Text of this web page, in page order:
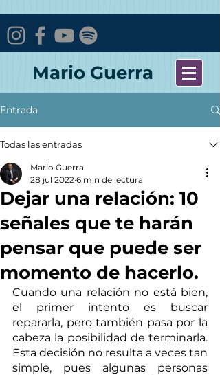
Mario Guerra
Entrada
Todas las entradas
Dejar una relación: 10
señales que te harán
pensar que puede ser
momento de hacerlo.
Mario Guerra
28 jul 2022 6 min de lectura
Cuando una relación no está bien,
el primer intento es buscar
repararla, pero también pasa por la
cabeza la posibilidad de terminarla.
Esta decisión no resulta a veces tan
simple, pues algunas personas